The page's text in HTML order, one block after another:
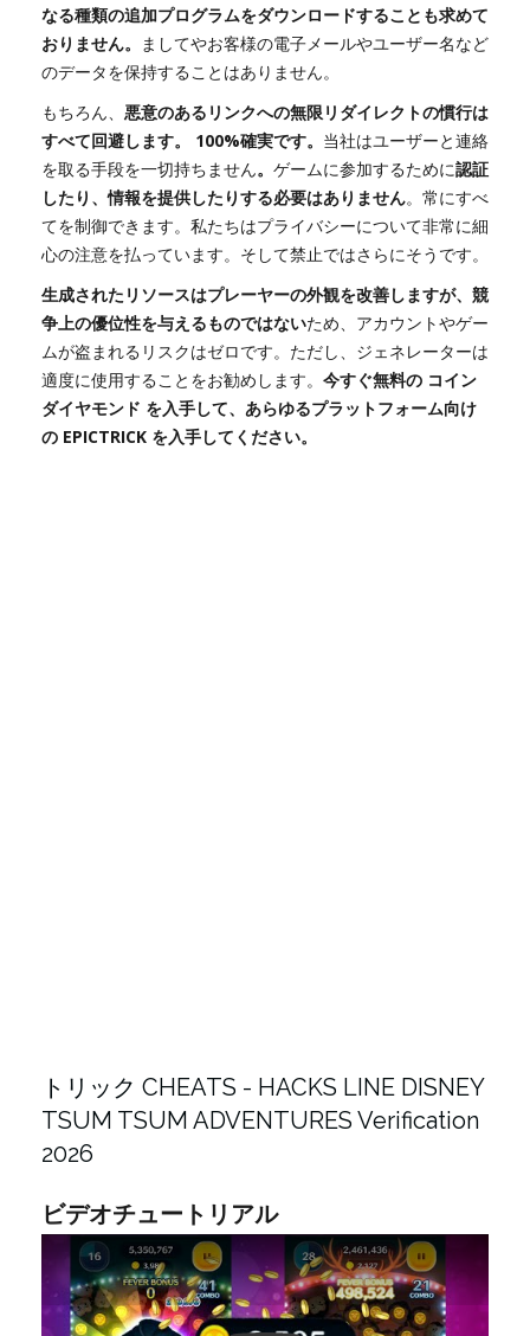
なる種類の追加プログラムをダウンロードすることも求めて
おりません。 ましてやお客様の電子メールやユーザー名など
のデータを保持することはありません。
もちろん、 悪意のあるリンクへの無限リダイレクトの慣行は
すべて回避します。 100%確実です。 当社はユーザーと連絡
を取る手段を一切持ちません。 ゲームに参加するために認証
したり、情報を提供したりする必要はありません。常にすべ
てを制御できます。私たちはプライバシーについて非常に細
心の注意を払っています。そして禁止ではさらにそうです。
生成されたリソースはプレーヤーの外観を改善しますが、競
争上の優位性を与えるものではないため、アカウントやゲー
ムが盗まれるリスクはゼロです。ただし、ジェネレーターは
適度に使用することをお勧めします。 今すぐ無料の コイン
ダイヤモンド を入手して、あらゆるプラットフォーム向け
の EPICTRICK を入手してください。
トリック CHEATS - HACKS LINE DISNEY
TSUM TSUM ADVENTURES Verification
2026
ビデオチュートリアル